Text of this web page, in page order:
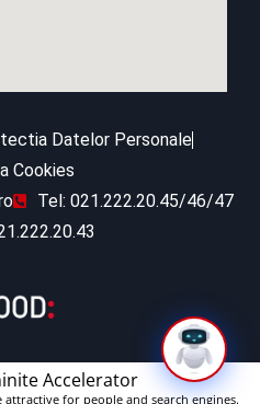
Datelor Personale
Cookies
Tel: 021.222.20.45/46/47
Accelerator
for people and search engines.